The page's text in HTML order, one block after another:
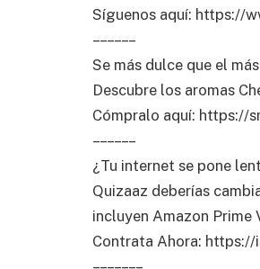
Síguenos aquí: https://
– – – – – –
Se más dulce que el
Descubre los aromas
Cómpralo aquí: https://
– – – – – –
¿Tu internet se pone
Quizaaz deberías
incluyen Amazon Prime
Contrata Ahora: